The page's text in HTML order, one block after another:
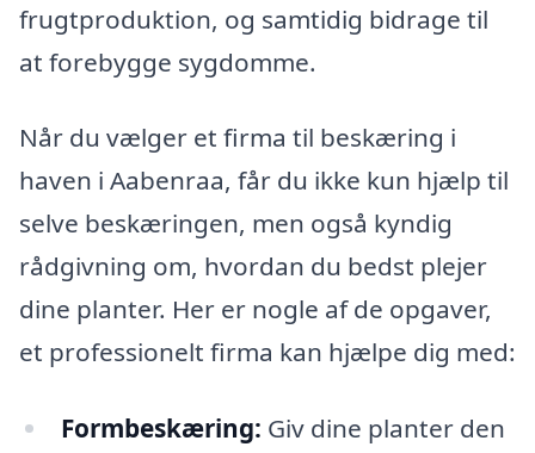
frugtproduktion, og samtidig bidrage til
at forebygge sygdomme.
Når du vælger et firma til beskæring i
haven i Aabenraa, får du ikke kun hjælp til
selve beskæringen, men også kyndig
rådgivning om, hvordan du bedst plejer
dine planter. Her er nogle af de opgaver,
et professionelt firma kan hjælpe dig med:
Formbeskæring: Giv dine planter den